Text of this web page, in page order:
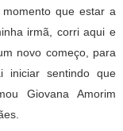
que estar a
irmã, corri aqui e
novo começo, para
sentindo que
Giovana Amorim